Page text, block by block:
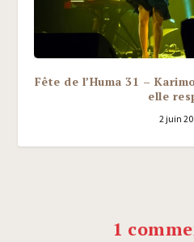
Fête de l’Huma 31 –
elle
2 juin
1